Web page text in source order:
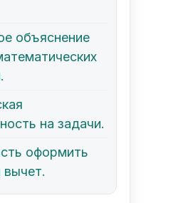
объяснение
на задачи.
оформить
вычет.